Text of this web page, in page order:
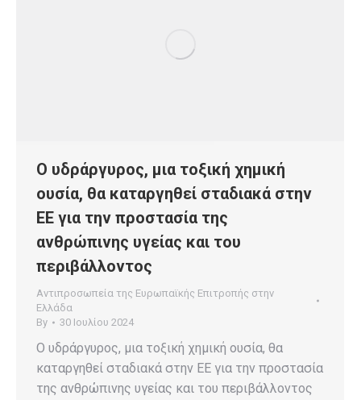
Ο υδράργυρος, μια τοξική χημική
ουσία, θα καταργηθεί σταδιακά στην
ΕΕ για την προστασία της
ανθρώπινης υγείας και του
περιβάλλοντος
Αντιπροσωπεία της Ευρωπαϊκής Επιτροπής στην
Ελλάδα
By
30 Ιουλίου 2024
Ο υδράργυρος, μια τοξική χημική ουσία, θα
καταργηθεί σταδιακά στην ΕΕ για την προστασία
της ανθρώπινης υγείας και του περιβάλλοντος